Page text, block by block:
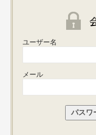
ユーザー名
メール